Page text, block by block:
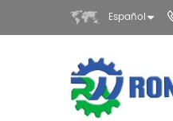
Español